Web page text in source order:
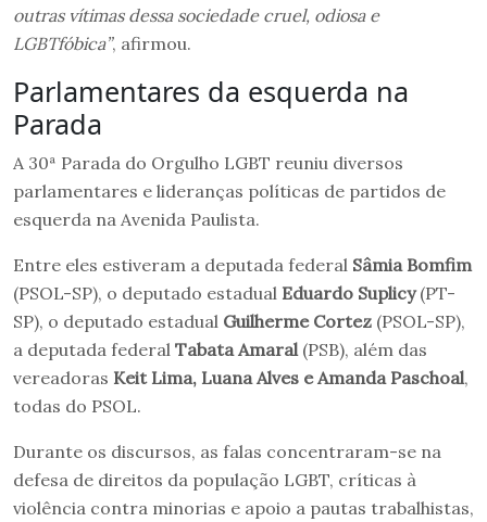
outras vítimas dessa sociedade cruel, odiosa e
LGBTfóbica”, afirmou.
Parlamentares da esquerda na
Parada
A 30ª Parada do Orgulho LGBT reuniu diversos
parlamentares e lideranças políticas de partidos de
esquerda na Avenida Paulista.
Entre eles estiveram a deputada federal Sâmia Bomfim
(PSOL-SP), o deputado estadual Eduardo Suplicy(PT-
SP), o deputado estadual Guilherme Cortez (PSOL-SP),
a deputada federal Tabata Amaral (PSB), além das
vereadoras Keit Lima, Luana Alves e Amanda Paschoal,
todas do PSOL.
Durante os discursos, as falas concentraram-se na
defesa de direitos da população LGBT, críticas à
violência contra minorias e apoio a pautas trabalhistas,